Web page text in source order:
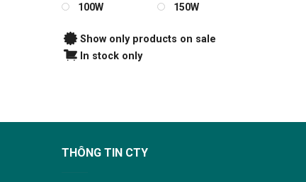
100W
150W
Show only products on sale
In stock only
THÔNG TIN CTY